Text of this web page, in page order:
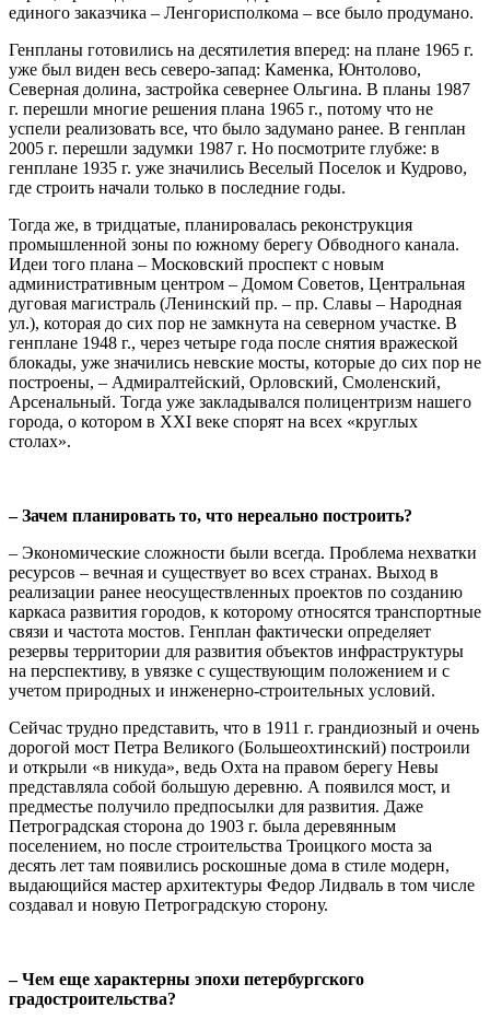
единого заказчика – Ленгорисполкома – все было продумано.
Генпланы готовились на десятилетия вперед: на плане 1965 г.
уже был виден весь северо-запад: Каменка, Юнтолово,
Северная долина, застройка севернее Ольгина. В планы 1987
г. перешли многие решения плана 1965 г., потому что не
успели реализовать все, что было задумано ранее. В генплан
2005 г. перешли задумки 1987 г. Но посмотрите глубже: в
генплане 1935 г. уже значились Веселый Поселок и Кудрово,
где строить начали только в последние годы.
Тогда же, в тридцатые, планировалась реконструкция
промышленной зоны по южному берегу Обводного канала.
Идеи того плана – Московский проспект с новым
административным центром – Домом Советов, Центральная
дуговая магистраль (Ленинский пр. – пр. Славы – Народная
ул.), которая до сих пор не замкнута на северном участке. В
генплане 1948 г., через четыре года после снятия вражеской
блокады, уже значились невские мосты, которые до сих пор не
построены, – Адмиралтейский, Орловский, Смоленский,
Арсенальный. Тогда уже закладывался полицентризм нашего
города, о котором в ХХI веке спорят на всех «круглых
столах».
– Зачем планировать то, что нереально построить?
– Экономические сложности были всегда. Проблема нехватки
ресурсов – вечная и существует во всех странах. Выход в
реализации ранее неосуществленных проектов по созданию
каркаса развития городов, к которому относятся транспортные
связи и частота мостов. Генплан фактически определяет
резервы территории для развития объектов инфраструктуры
на перспективу, в увязке с существующим положением и с
учетом природных и инженерно-строительных условий.
Сейчас трудно представить, что в 1911 г. грандиозный и очень
дорогой мост Петра Великого (Большеохтинский) построили
и открыли «в никуда», ведь Охта на правом берегу Невы
представляла собой большую деревню. А появился мост, и
предместье получило предпосылки для развития. Даже
Петроградская сторона до 1903 г. была деревянным
поселением, но после строительства Троицкого моста за
десять лет там появились роскошные дома в стиле модерн,
выдающийся мастер архитектуры Федор Лидваль в том числе
создавал и новую Петроградскую сторону.
– Чем еще характерны эпохи петербургского
градостроительства?